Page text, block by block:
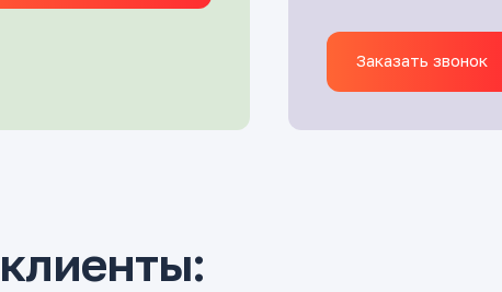
Заказать звонок